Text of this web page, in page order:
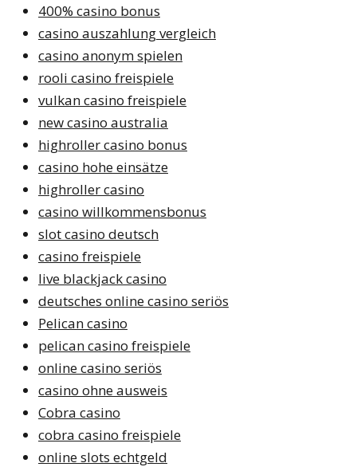
400% casino bonus
casino auszahlung vergleich
casino anonym spielen
rooli casino freispiele
vulkan casino freispiele
new casino australia
highroller casino bonus
casino hohe einsätze
highroller casino
casino willkommensbonus
slot casino deutsch
casino freispiele
live blackjack casino
deutsches online casino seriös
Pelican casino
pelican casino freispiele
online casino seriös
casino ohne ausweis
Cobra casino
cobra casino freispiele
online slots echtgeld